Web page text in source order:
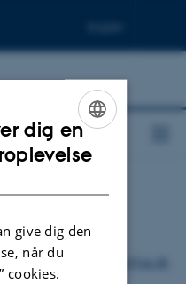
Larsen påkatrinesolvang@au.dk
ENGLISH
dig en
give dig den
når du
cookies.